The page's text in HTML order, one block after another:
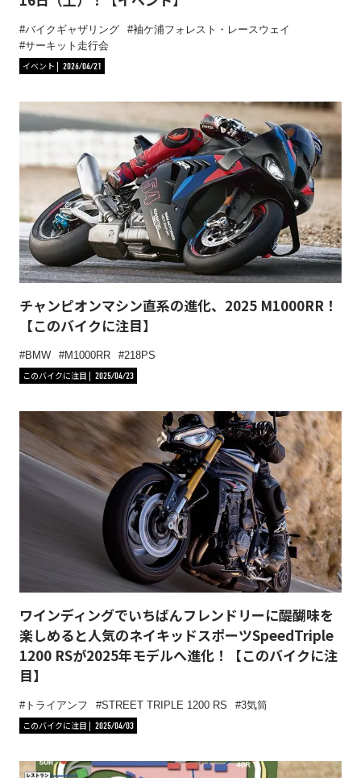
バイクギャザリング
袖ケ浦フォレスト・レースウェイ
サーキット走行会
イベント
2026/04/21
チャンピオンマシン直系の進化、2025 M1000RR！
【このバイクに注目】
BMW M1000RR
218PS
このバイクに注目
2025/04/23
ワインディングでいちばんフレンドリーに醍醐味を
楽しめると人気のネイキッドスポーツSpeedTriple
1200 RSが2025年モデルへ進化！【このバイクに注
目】
トライアンフ STREET TRIPLE 1200 RS
3気筒
このバイクに注目
2025/04/03